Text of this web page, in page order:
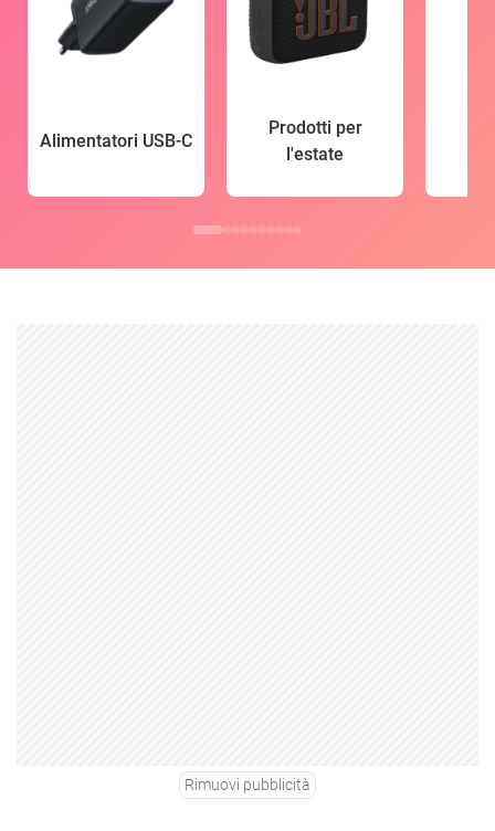
Alimentatori USB-C
Prodotti per
l'estate
Rimuovi pubblicità